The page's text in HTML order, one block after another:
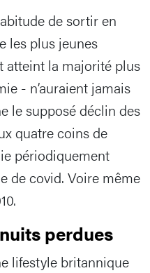
de sortir en
les plus jeunes
atteint la majorité plus
- n’auraient jamais
le supposé déclin des
quatre coins de
périodiquement
de covid. Voire même
perdues
lifestyle britannique